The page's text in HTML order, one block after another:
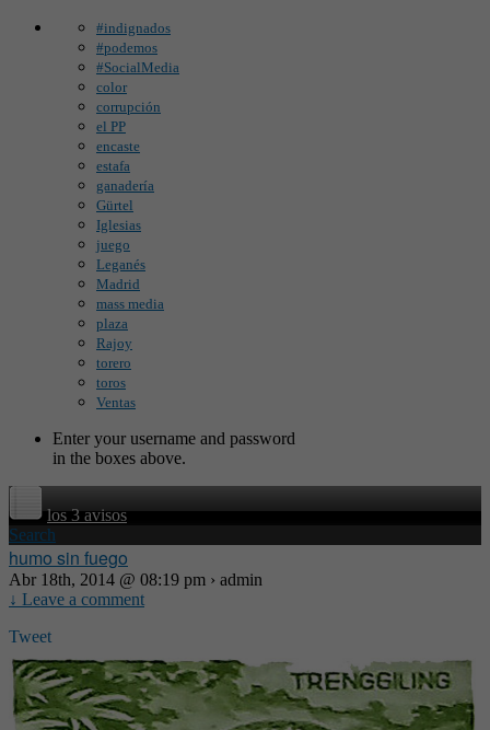
#indignados
#podemos
#SocialMedia
color
corrupción
el PP
encaste
estafa
ganadería
Gürtel
Iglesias
juego
Leganés
Madrid
mass media
plaza
Rajoy
torero
toros
Ventas
Enter your username and password
in the boxes above.
los 3 avisos
Search
humo sin fuego
Abr 18th, 2014 @ 08:19 pm › admin
↓ Leave a comment
Tweet